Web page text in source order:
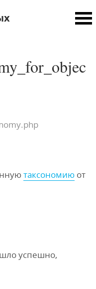
таксономию от
успешно,